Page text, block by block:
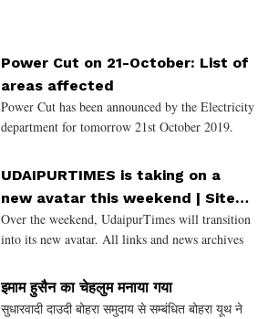
Power Cut on 21-October: List of
areas affected
Power Cut has been announced by the Electricity
department for tomorrow 21st October 2019.
to maintenance work being carried out by the
UDAIPURTIMES is taking on a
new avatar this weekend | Site
enhancements and a better user
experience
Over the weekend, UdaipurTimes will transition
into its new avatar. All links and news archives
experience will be enhanced. However, users of
our Mobile App,
इमाम हुसैन का चेहलुम मनाया गया
सुधारवादी दाउदी बोहरा समुदाय से सम्बंधित बोहरा यूथ ने